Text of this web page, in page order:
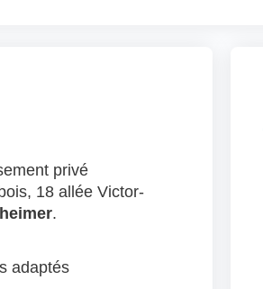
privé
18 allée Victor-
.
adaptés